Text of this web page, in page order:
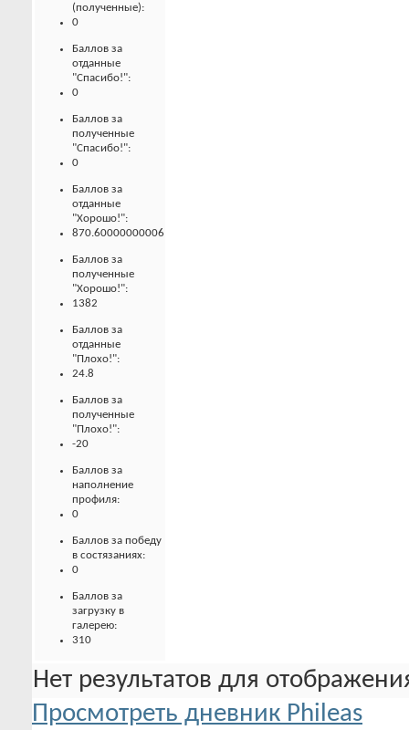
(полученные):
0
Баллов за
отданные
"Спасибо!":
0
Баллов за
полученные
"Спасибо!":
0
Баллов за
отданные
"Хорошо!":
870.60000000006
Баллов за
полученные
"Хорошо!":
1382
Баллов за
отданные
"Плохо!":
24.8
Баллов за
полученные
"Плохо!":
-20
Баллов за
наполнение
профиля:
0
Баллов за победу
в состязаниях:
0
Баллов за
загрузку в
галерею:
310
Нет результатов для
Просмотреть дневник Phileas